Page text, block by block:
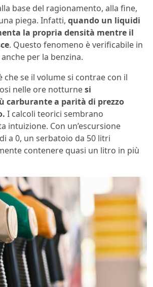
base del ragionamento, alla fine,
piega. Infatti, quando un liquidi
la propria densità mentre il
. Questo fenomeno è verificabile in
per la benzina.
che se il volume si contrae con il
nelle ore notturnesi
carburante a parità di prezzo
I calcoli teorici sembrano
intuizione. Con un’escursione
a 0, un serbatoio da 50 litri
contenere quasi un litro in più